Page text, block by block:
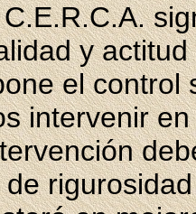
y
el control
intervenir